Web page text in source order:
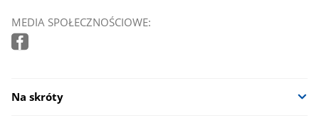
MEDIA SPOŁECZNOŚCIOWE:
Na skróty